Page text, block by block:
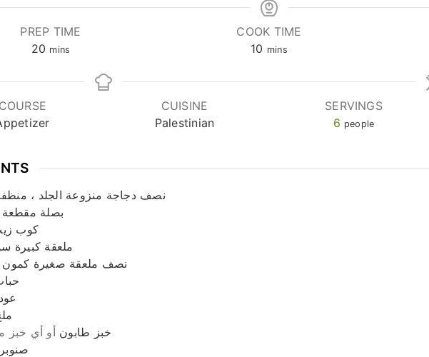
PREP TIME
20 minutes
mins
COOK TIME
10 minutes
mins
COURSE
CUISINE
Palestinian
SERVINGS
6 people
نصف دجاجة منزوعة الجلد ،
بصلة
كوب
ملعقة كبيرة
نصف ملعقة صغيرة
خبز طابون أو أي